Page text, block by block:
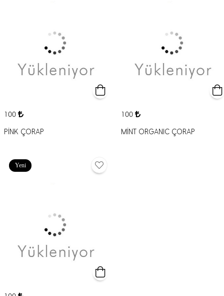
PİNK ÇORAP
100
MİNT ORGANIC ÇORAP
100
Yeni